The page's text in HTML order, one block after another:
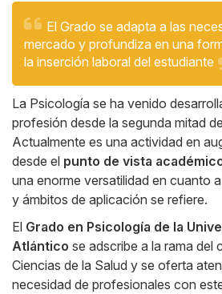
Cita El Grado se adapta a las
mercado y profundiza en una
la inserción laboral del estudiante
Cuerpo
La Psicología se ha venido
profesión desde la segunda mitad
Actualmente es una actividad en
desde el punto de vista
una enorme versatilidad en cuanto
y ámbitos de aplicación se refiere.
El Grado en Psicología de la
Atlántico se adscribe a la rama del
Ciencias de la Salud y se oferta
necesidad de profesionales con